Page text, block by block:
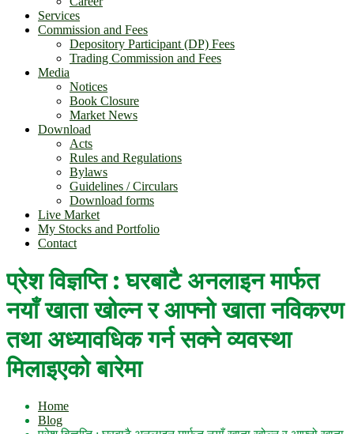
Services
Commission and Fees
Depository Participant (DP) Fees
Trading Commission and Fees
Media
Notices
Book Closure
Market News
Download
Acts
Rules and Regulations
Bylaws
Guidelines / Circulars
Download forms
Live Market
My Stocks and Portfolio
Contact
प्रेश विज्ञप्ति : घरबाटै अनलाइन मार्फत
नयाँ खाता खोल्न र आफ्नो खाता नविकरण
तथा अध्यावधिक गर्न सक्ने व्यवस्था
मिलाइएको बारेमा
Home
Blog